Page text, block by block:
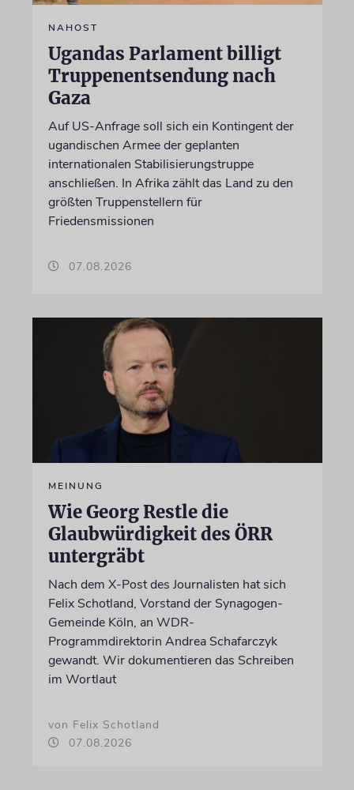
NAHOST
Ugandas Parlament billigt
Truppenentsendung nach
Gaza
Auf US-Anfrage soll sich ein Kontingent der
ugandischen Armee der geplanten
internationalen Stabilisierungstruppe
anschließen. In Afrika zählt das Land zu den
größten Truppenstellern für
Friedensmissionen
07.08.2026
MEINUNG
Wie Georg Restle die
Glaubwürdigkeit des ÖRR
untergräbt
Nach dem X-Post des Journalisten hat sich
Felix Schotland, Vorstand der Synagogen-
Gemeinde Köln, an WDR-
Programmdirektorin Andrea Schafarczyk
gewandt. Wir dokumentieren das Schreiben
im Wortlaut
von Felix Schotland
07.08.2026